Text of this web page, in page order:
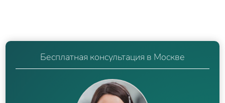
Бесплатная консультация в Москве